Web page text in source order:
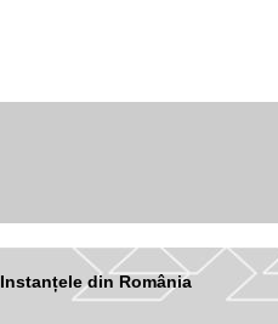
Instanțele din România